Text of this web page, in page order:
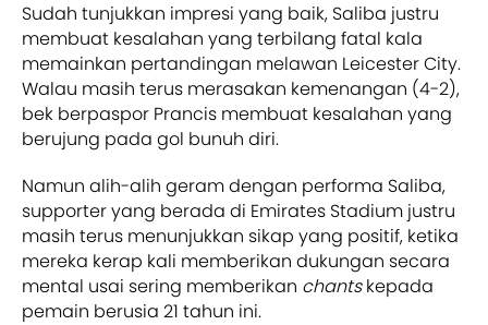
Sudah tunjukkan impresi yang baik, Saliba justru
membuat kesalahan yang terbilang fatal kala
memainkan pertandingan melawan Leicester City.
Walau masih terus merasakan kemenangan (4-2),
bek berpaspor Prancis membuat kesalahan yang
berujung pada gol bunuh diri.
Namun alih-alih geram dengan performa Saliba,
supporter yang berada di Emirates Stadium justru
masih terus menunjukkan sikap yang positif, ketika
mereka kerap kali memberikan dukungan secara
mental usai sering memberikan chantskepada
pemain berusia 21 tahun ini.